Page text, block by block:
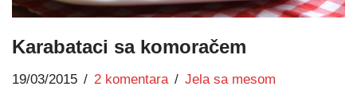
Karabataci sa komoračem
19/03/2015 2 komentara Jela sa mesom